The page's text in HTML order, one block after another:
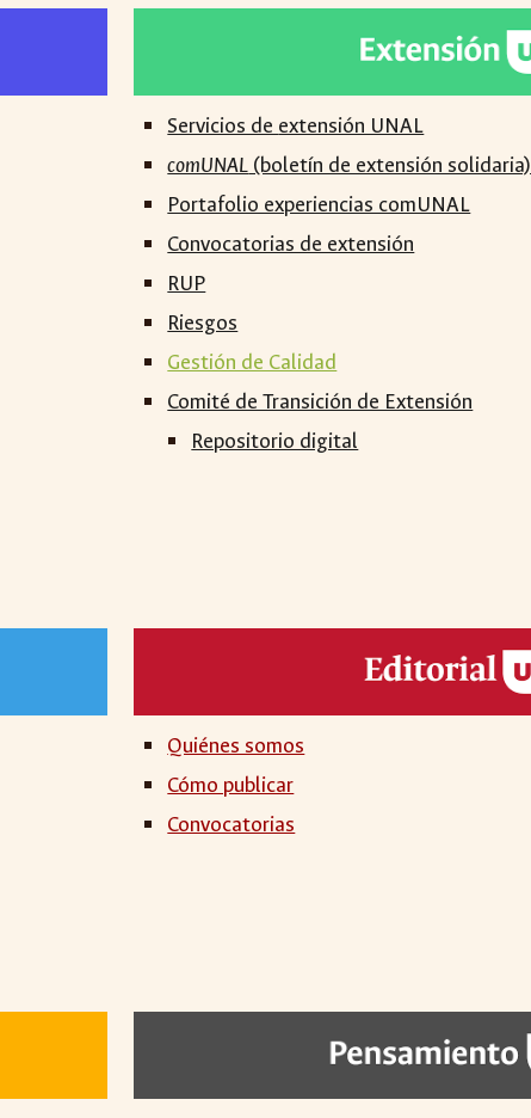
Servicios de extensión UNAL
comUNAL (boletín de extensión solidaria)
Portafolio experiencias comUNAL
Convocatorias de extensión
RUP
Riesgos
Gestión de Calidad
Comité de Transición de Extensión
Repositorio digital
Quiénes somos
Cómo publicar
Convocatorias